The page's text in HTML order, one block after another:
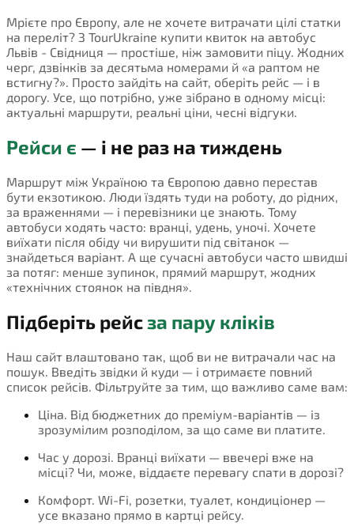
Мрієте про Європу, але не хочете витрачати цілі статки
на переліт? З TourUkraine купити квиток на автобус
Львів - Свідниця — простіше, ніж замовити піцу. Жодних
черг, дзвінків за десятьма номерами й «а раптом не
встигну?». Просто зайдіть на сайт, оберіть рейс — і в
дорогу. Усе, що потрібно, уже зібрано в одному місці:
актуальні маршрути, реальні ціни, чесні відгуки.
Рейси є — і не раз на тиждень
Маршрут між Україною та Європою давно перестав
бути екзотикою. Люди їздять туди на роботу, до рідних,
за враженнями — і перевізники це знають. Тому
автобуси ходять часто: вранці, удень, уночі. Хочете
виїхати після обіду чи вирушити під світанок —
знайдеться варіант. А ще сучасні автобуси часто швидші
за потяг: менше зупинок, прямий маршрут, жодних
«технічних стоянок на півдня».
Підберіть рейсза пару кліків
Наш сайт влаштовано так, щоб ви не витрачали час на
пошук. Введіть звідки й куди — і отримаєте повний
список рейсів. Фільтруйте за тим, що важливо саме вам:
Ціна. Від бюджетних до преміум-варіантів — із
зрозумілим розподілом, за що саме ви платите.
Час у дорозі. Вранці виїхати — ввечері вже на
місці? Чи, може, віддаєте перевагу спати в дорозі?
Комфорт. Wi-Fi, розетки, туалет, кондиціонер —
усе вказано прямо в картці рейсу.